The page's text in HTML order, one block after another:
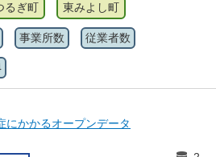
るぎ町 東みよし町
事業所数 従業者数
にかかるオープンデータ